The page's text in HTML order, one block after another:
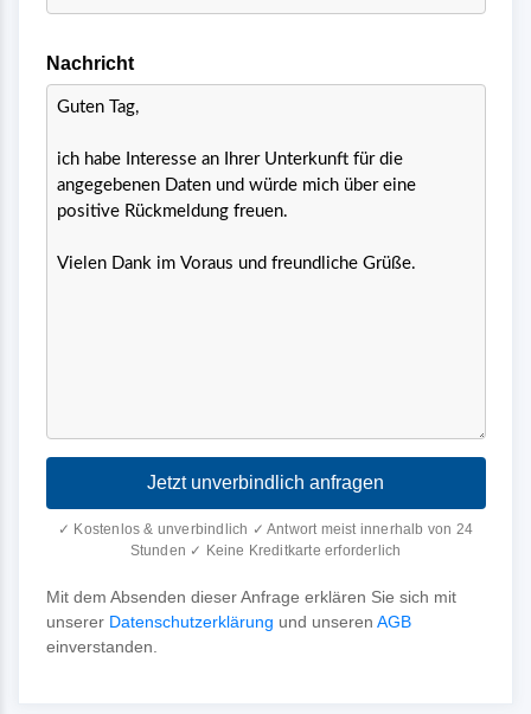
Nachricht
Jetzt unverbindlich anfragen
✓ Kostenlos & unverbindlich ✓ Antwort meist innerhalb von 24
Stunden ✓ Keine Kreditkarte erforderlich
Mit dem Absenden dieser Anfrage erklären Sie sich mit
unserer Datenschutzerklärung und unseren AGB
einverstanden.